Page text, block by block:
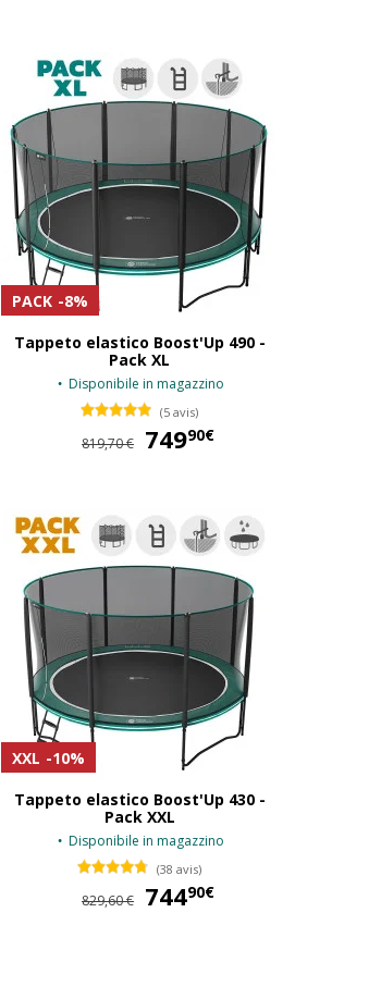
PACK -8%
Tappeto elastico Boost'Up 490 -
Pack XL
Disponibile in magazzino
(5 avis)
819,70 € 74990€
XXL -10%
Tappeto elastico Boost'Up 430 -
Pack XXL
Disponibile in magazzino
(38 avis)
829,60 € 74490€